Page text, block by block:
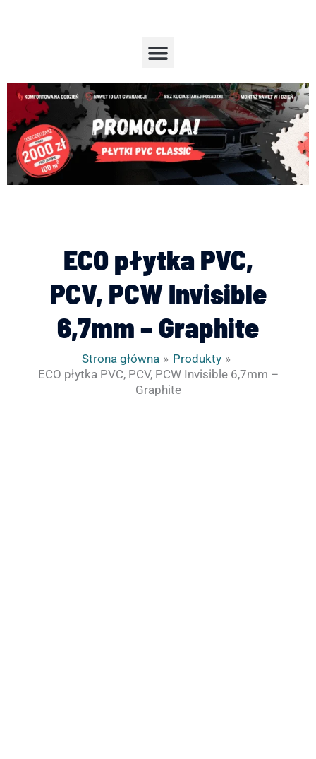
Menu
ECO płytka PVC,
PCV, PCW Invisible
6,7mm – Graphite
Strona główna
Produkty
ECO płytka PVC, PCV, PCW Invisible 6,7mm –
Graphite